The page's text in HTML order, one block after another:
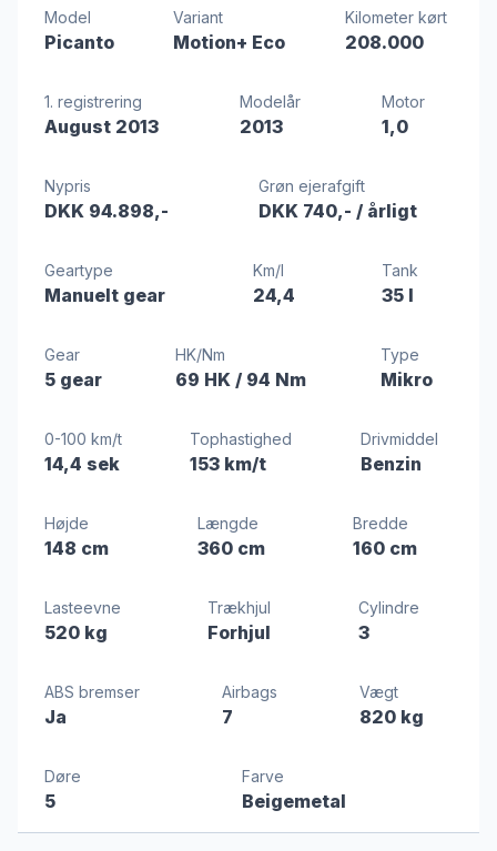
Model
Picanto
Variant
Motion+ Eco
Kilometer kørt
208.000
1. registrering
August 2013
Modelår
2013
Motor
1,0
Nypris
DKK 94.898,-
Grøn ejerafgift
DKK 740,- / årligt
Geartype
Manuelt gear
Km/l
24,4
Tank
35 l
Gear
5 gear
HK/Nm
69 HK/ 94 Nm
Type
Mikro
0-100 km/t
14,4 sek
Tophastighed
153 km/t
Drivmiddel
Benzin
Højde
148 cm
Længde
360 cm
Bredde
160 cm
Lasteevne
520 kg
Trækhjul
Forhjul
Cylindre
3
ABS bremser
Ja
Airbags
7
Vægt
820 kg
Døre
5
Farve
Beigemetal